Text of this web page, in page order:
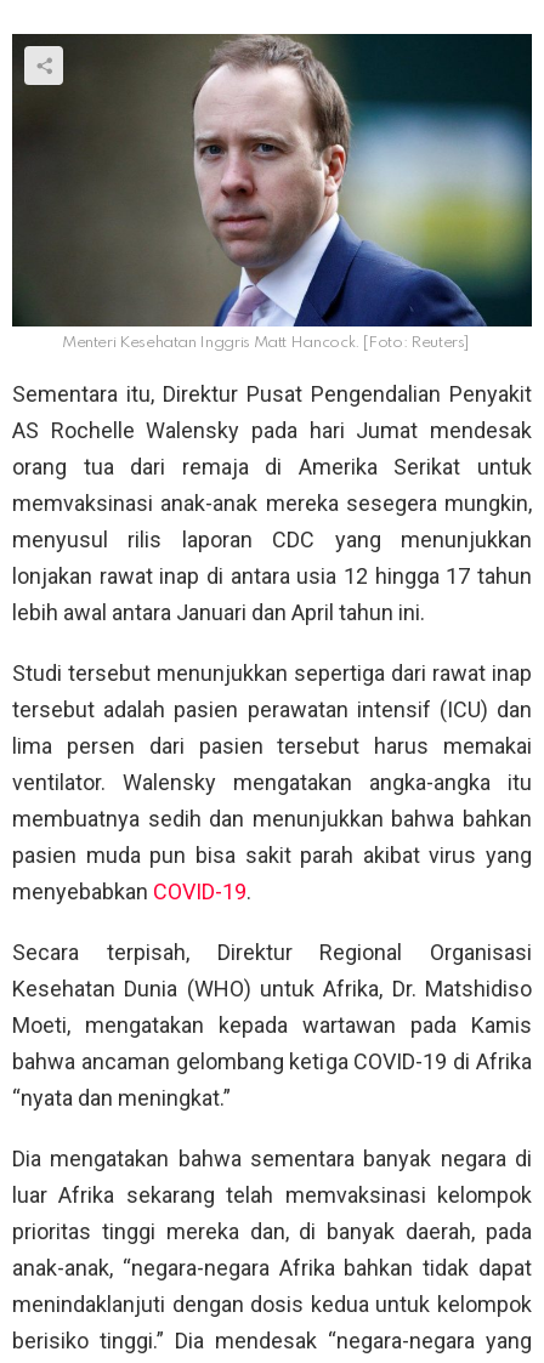
Menteri Kesehatan Inggris Matt Hancock. [Foto: Reuters]
Sementara itu, Direktur Pusat Pengendalian Penyakit
AS Rochelle Walensky pada hari Jumat mendesak
orang tua dari remaja di Amerika Serikat untuk
memvaksinasi anak-anak mereka sesegera mungkin,
menyusul rilis laporan CDC yang menunjukkan
lonjakan rawat inap di antara usia 12 hingga 17 tahun
lebih awal antara Januari dan April tahun ini.
Studi tersebut menunjukkan sepertiga dari rawat inap
tersebut adalah pasien perawatan intensif (ICU) dan
lima persen dari pasien tersebut harus memakai
ventilator. Walensky mengatakan angka-angka itu
membuatnya sedih dan menunjukkan bahwa bahkan
pasien muda pun bisa sakit parah akibat virus yang
menyebabkan COVID-19.
Secara terpisah, Direktur Regional Organisasi
Kesehatan Dunia (WHO) untuk Afrika, Dr. Matshidiso
Moeti, mengatakan kepada wartawan pada Kamis
bahwa ancaman gelombang ketiga COVID-19 di Afrika
“nyata dan meningkat.”
Dia mengatakan bahwa sementara banyak negara di
luar Afrika sekarang telah memvaksinasi kelompok
prioritas tinggi mereka dan, di banyak daerah, pada
anak-anak, “negara-negara Afrika bahkan tidak dapat
menindaklanjuti dengan dosis kedua untuk kelompok
berisiko tinggi.” Dia mendesak “negara-negara yang